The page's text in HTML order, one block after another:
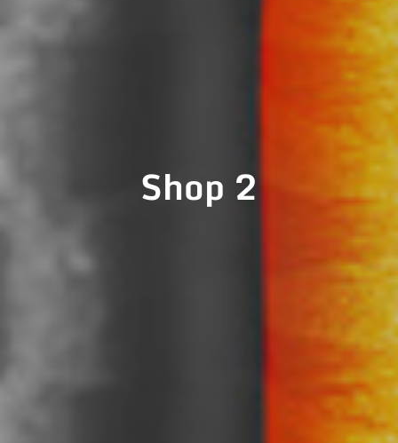
Shop 2